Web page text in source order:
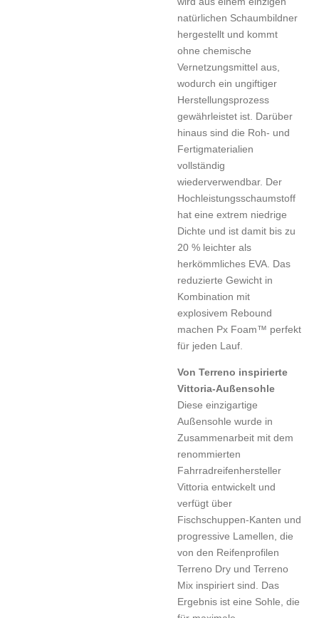
natürlichen Schaumbildner
hergestellt und kommt
ohne chemische
Vernetzungsmittel aus,
wodurch ein ungiftiger
Herstellungsprozess
gewährleistet ist. Darüber
hinaus sind die Roh- und
Fertigmaterialien
vollständig
wiederverwendbar. Der
Hochleistungsschaumstoff
hat eine extrem niedrige
Dichte und ist damit bis zu
20 % leichter als
herkömmliches EVA. Das
reduzierte Gewicht in
Kombination mit
explosivem Rebound
machen Px Foam™ perfekt
für jeden Lauf.
Von Terreno inspirierte
Vittoria-Außensohle
Diese einzigartige
Außensohle wurde in
Zusammenarbeit mit dem
renommierten
Fahrradreifenhersteller
Vittoria entwickelt und
verfügt über
Fischschuppen-Kanten und
progressive Lamellen, die
von den Reifenprofilen
Terreno Dry und Terreno
Mix inspiriert sind. Das
Ergebnis ist eine Sohle, die